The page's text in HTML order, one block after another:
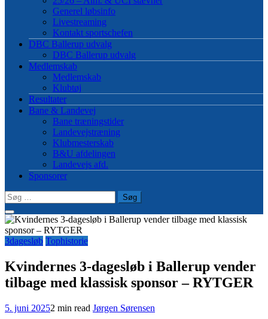
Generel løbsinfo
Livestreaming
Kontakt sportschefen
DBC Ballerup udvalg
DBC Ballerup udvalg
Medlemskab
Medlemskab
Klubtøj
Resultater
Bane & Landevej
Bane træningstider
Landevejstræning
Klubmesterskab
B&U afdelingen
Landevejs afd.
Sponsorer
Søg
efter:
3dagesløb Tophistorie
Kvindernes 3-dagesløb i Ballerup vender
tilbage med klassisk sponsor – RYTGER
5. juni 20252 min read Jørgen Sørensen